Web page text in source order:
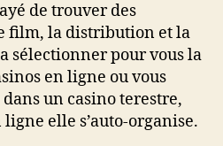
de trouver des
film, la distribution et la
sélectionner pour vous la
en ligne ou vous
un casino terestre,
elle s’auto-organise.